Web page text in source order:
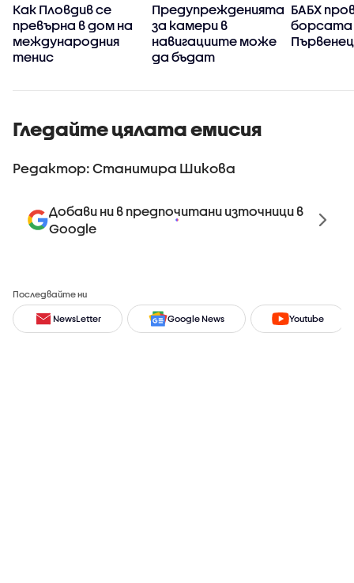
Как Пловдив се
превърна в дом на
международния
тенис
Предупрежденията
за камери в
навигациите може
да бъдат
направи ли това
БАБХ
борсата
Първенец
Гледайте цялата емисия
Редактор: Станимира Шикова
Добави ни в предпочитани източници в
Google
Последвайте ни
NewsLetter Google News Youtube